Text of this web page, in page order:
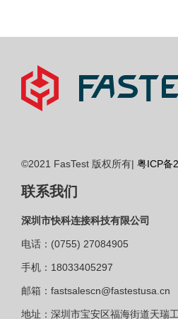
©2021 FasTest 版权所有| 粤ICP备
联系我们
深圳市快科连接科技有限公司
电话：(0755) 27084905
手机：18033405297
邮箱：fastsalescn@fastestusa.cn
地址：深圳市宝安区福海街道天瑞